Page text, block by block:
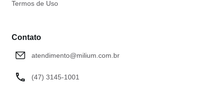
Termos de Uso
Contato
atendimento@milium.com.br
(47) 3145-1001